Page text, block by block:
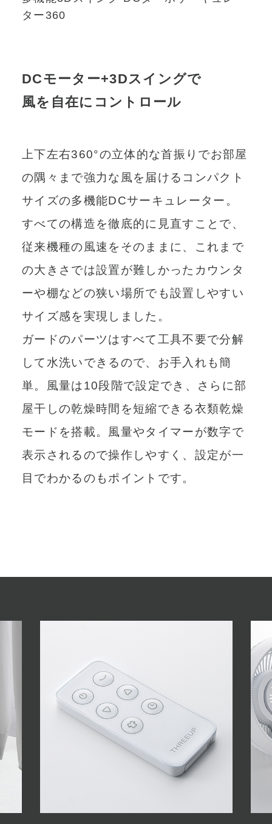
ター360
DCモーター+3Dスイングで
風を自在にコントロール
上下左右360°の立体的な首振りでお部屋
の隅々まで強力な風を届けるコンパクト
サイズの多機能DCサーキュレーター。
すべての構造を徹底的に見直すことで、
従来機種の風速をそのままに、これまで
の大きさでは設置が難しかったカウンタ
ーや棚などの狭い場所でも設置しやすい
サイズ感を実現しました。
ガードのパーツはすべて工具不要で分解
して水洗いできるので、お手入れも簡
単。風量は10段階で設定でき、さらに部
屋干しの乾燥時間を短縮できる衣類乾燥
モードを搭載。風量やタイマーが数字で
表示されるので操作しやすく、設定が一
目でわかるのもポイントです。